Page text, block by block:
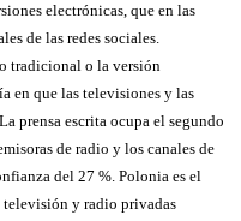
electrónicas, que en las
de las redes sociales.
tradicional o la versión
en que las televisiones y las
prensa escrita ocupa el segundo
de radio y los canales de
del 27 %. Polonia es el
televisión y radio privadas